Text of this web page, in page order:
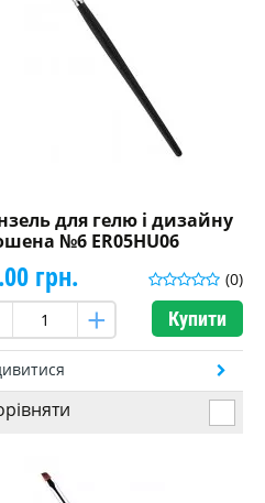
для гелю і дизайну
№6 ER05HU06
(0)
грн.
Купити